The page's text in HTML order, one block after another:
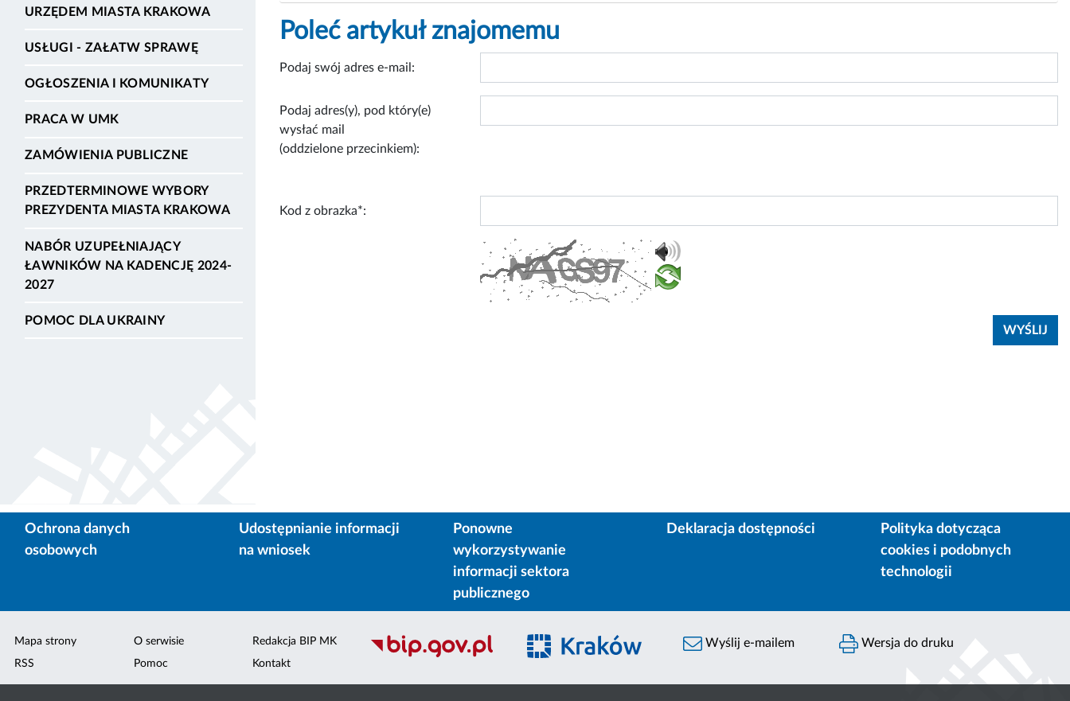
URZĘDEM MIASTA KRAKOWA
USŁUGI - ZAŁATW SPRAWĘ
OGŁOSZENIA I KOMUNIKATY
PRACA W UMK
ZAMÓWIENIA PUBLICZNE
PRZEDTERMINOWE WYBORY
PREZYDENTA MIASTA KRAKOWA
NABÓR UZUPEŁNIAJĄCY
ŁAWNIKÓW NA KADENCJĘ 2024-
2027
POMOC DLA UKRAINY
Poleć artykuł znajomemu
Podaj swój adres e-mail:
Podaj adres(y), pod który(e)
wysłać mail
(oddzielone przecinkiem):
Kod z obrazka*:
Ochrona danych
osobowych
Udostępnianie informacji
na wniosek
Ponowne
wykorzystywanie
informacji sektora
publicznego
Deklaracja dostępności
Polityka dotycząca
cookies i podobnych
technologii
Mapa strony
RSS
O serwisie
Pomoc
Redakcja BIP MK
Kontakt
Wyślij e-mailem Wersja do druku